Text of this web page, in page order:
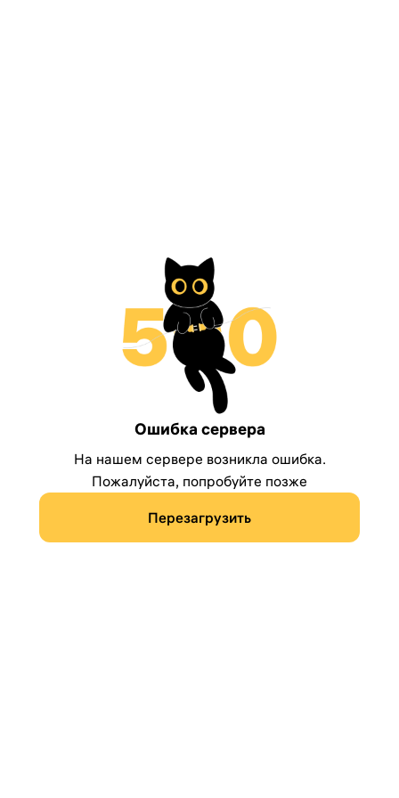
Ошибка сервера
На нашем сервере возникла ошибка.
Пожалуйста, попробуйте позже
Перезагрузить